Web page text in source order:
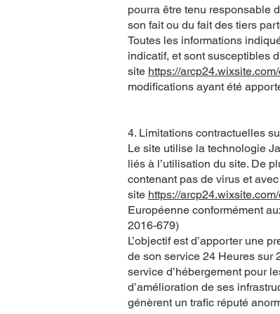
pourra être tenu responsable
son fait ou du fait des tiers
Toutes les informations
indicatif, et sont susceptibles
site https://
modifications ayant été
4. Limitations contractuelles
Le site utilise la technologie
liés à l’utilisation du site. De
contenant pas de virus et
site https://
Européenne conformément
2016-679)
L’objectif est d’apporter une
de son service 24 Heures sur
service d’hébergement pour
d’amélioration de ses
génèrent un trafic réputé